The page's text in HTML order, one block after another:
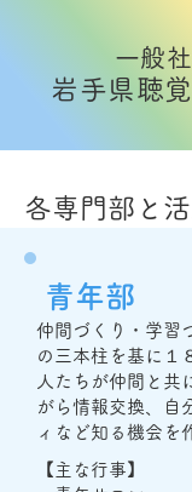
一般
岩手県聴
各専門部と
​青年部
仲間づくり・学習
の三本柱を基に１
人たちが仲間と共
がら情報交換、自
ィなど知る機会を
【主な行事】